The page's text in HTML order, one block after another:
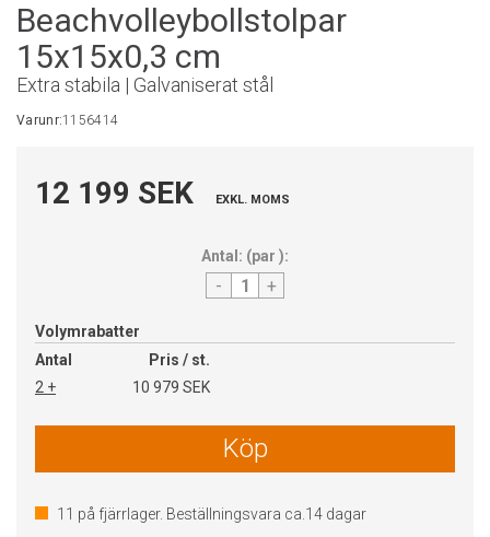
Beachvolleybollstolpar
15x15x0,3 cm
Extra stabila | Galvaniserat stål
Varunr:1156414
12 199 SEK EXKL. MOMS
Antal: (par ):
- +
Volymrabatter
Antal
Pris / st.
2 +
10 979 SEK
Köp
11 på fjärrlager. Beställningsvara ca. 14 dagar